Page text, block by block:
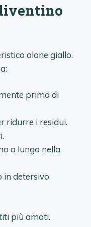
alone giallo.
prima di
ridurre i residui.
a lungo nella
in detersivo
più amati.